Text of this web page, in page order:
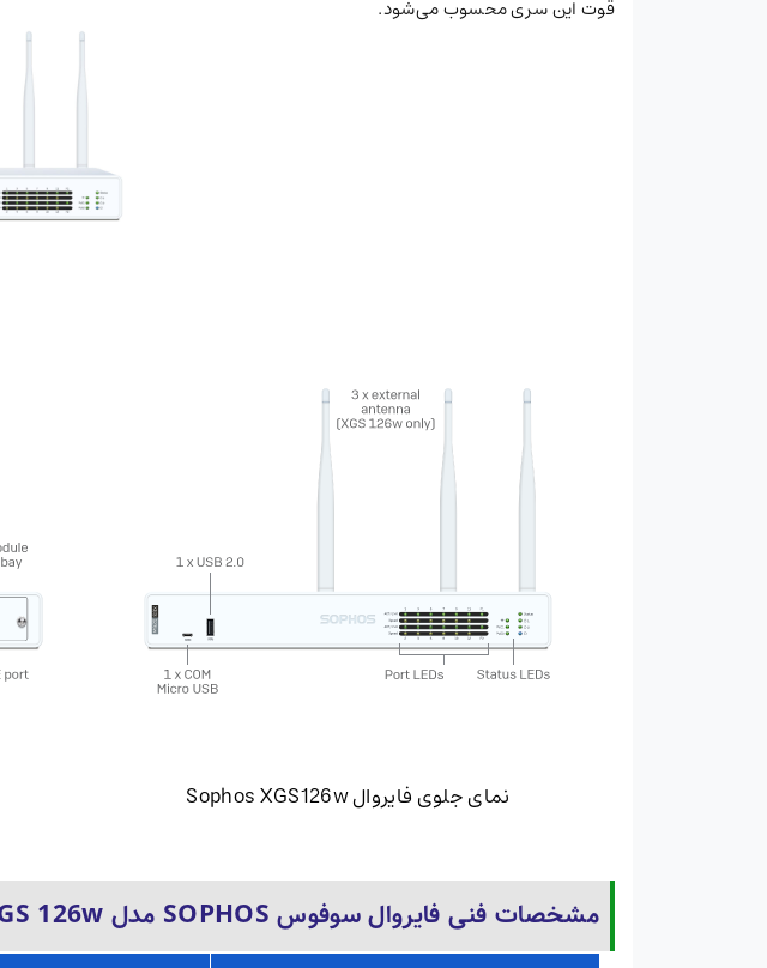
قوت این سری محسوب می‌شود.
نمای جلوی فایروال Sophos XGS126w
مشخصات فنی فایروال سوفوس SOPHOS مدل XGS 126w